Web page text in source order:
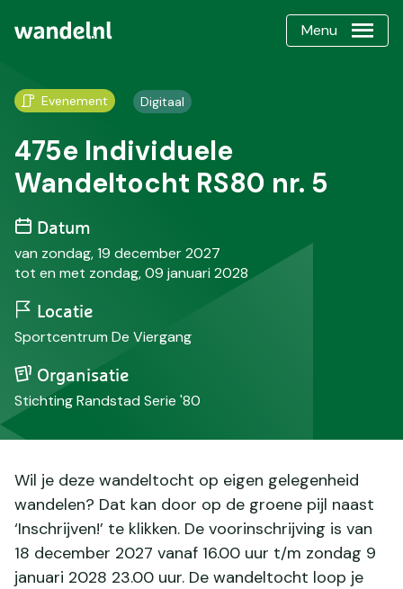
Menu
Evenement Digitaal
475e Individuele
Wandeltocht RS80 nr. 5
Datum
van zondag, 19 december 2027
tot en met zondag, 09 januari 2028
Locatie
Sportcentrum De Viergang
Organisatie
Stichting Randstad Serie '80
Wil je deze wandeltocht op eigen gelegenheid
wandelen? Dat kan door op de groene pijl naast
‘Inschrijven!’ te klikken. De voorinschrijving is van
18 december 2027 vanaf 16.00 uur t/m zondag 9
januari 2028 23.00 uur. De wandeltocht loop je